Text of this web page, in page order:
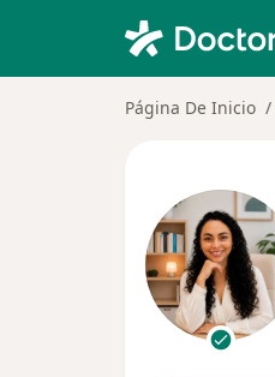
Página De Inicio